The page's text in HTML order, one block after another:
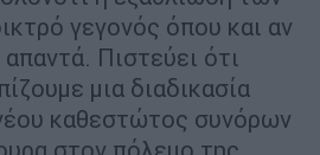
γεγονός όπου και αν
απαντά. Πιστεύει ότι
μια διαδικασία
καθεστώτος συνόρων